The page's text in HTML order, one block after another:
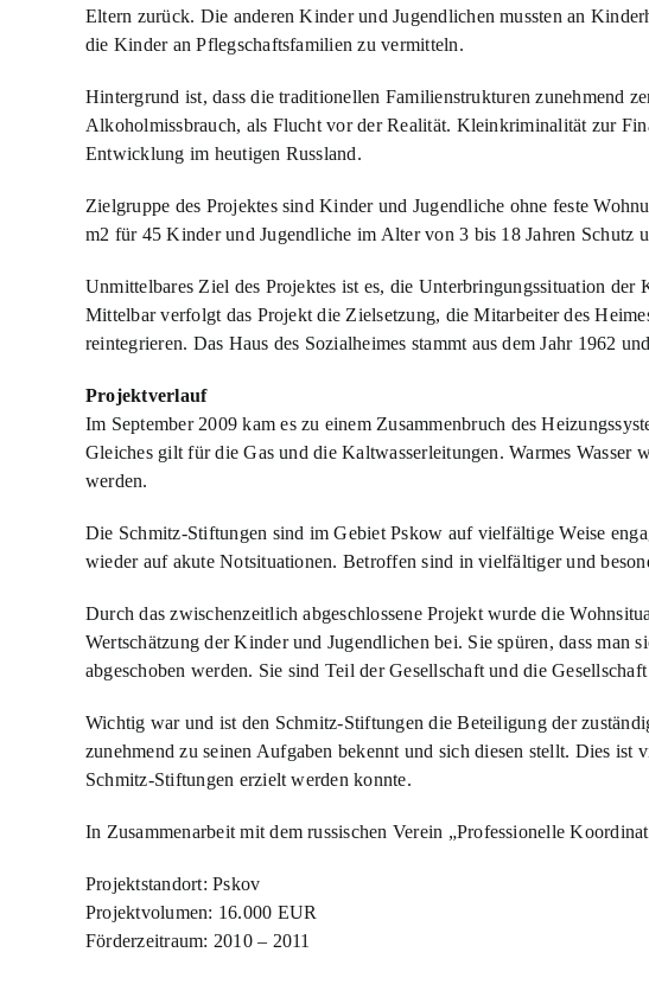
Eltern zurück. Die anderen Kinder und Jugendlichen mussten an
die Kinder an Pflegschaftsfamilien zu vermitteln.
Hintergrund ist, dass die traditionellen Familienstrukturen zunehmend
Alkoholmissbrauch, als Flucht vor der Realität. Kleinkriminalität zur
Entwicklung im heutigen Russland.
Zielgruppe des Projektes sind Kinder und Jugendliche ohne feste
m2 für 45 Kinder und Jugendliche im Alter von 3 bis 18 Jahren Schutz
Unmittelbares Ziel des Projektes ist es, die Unterbringungssituation
Mittelbar verfolgt das Projekt die Zielsetzung, die Mitarbeiter des
reintegrieren. Das Haus des Sozialheimes stammt aus dem Jahr 1962
Projektverlauf
Im September 2009 kam es zu einem Zusammenbruch des
Gleiches gilt für die Gas und die Kaltwasserleitungen. Warmes Wasser
werden.
Die Schmitz-Stiftungen sind im Gebiet Pskow auf vielfältige Weise
wieder auf akute Notsituationen. Betroffen sind in vielfältiger und
Durch das zwischenzeitlich abgeschlossene Projekt wurde die
Wertschätzung der Kinder und Jugendlichen bei. Sie spüren, dass
abgeschoben werden. Sie sind Teil der Gesellschaft und die
Wichtig war und ist den Schmitz-Stiftungen die Beteiligung der
zunehmend zu seinen Aufgaben bekennt und sich diesen stellt. Dies
Schmitz-Stiftungen erzielt werden konnte.
In Zusammenarbeit mit dem russischen Verein „Professionelle
Projektstandort: Pskov
Projektvolumen: 16.000 EUR
Förderzeitraum: 2010 – 2011